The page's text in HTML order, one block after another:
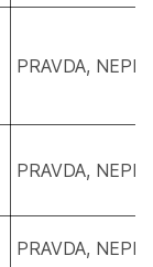
PRAVDA,
PRAVDA,
PRAVDA,